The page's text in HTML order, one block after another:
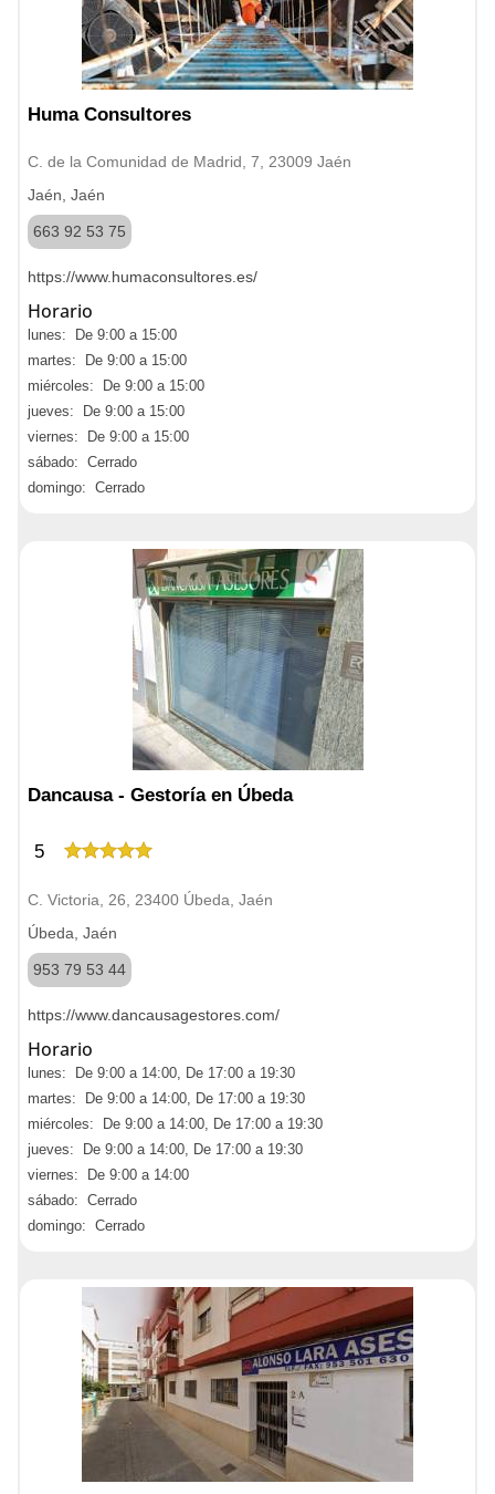
Huma Consultores
C. de la Comunidad de Madrid, 7, 23009 Jaén
Jaén, Jaén
663 92 53 75
https://www.humaconsultores.es/
Horario
lunes: De 9:00 a 15:00
martes: De 9:00 a 15:00
miércoles: De 9:00 a 15:00
jueves: De 9:00 a 15:00
viernes: De 9:00 a 15:00
sábado: Cerrado
domingo: Cerrado
Dancausa - Gestoría en Úbeda
5
C. Victoria, 26, 23400 Úbeda, Jaén
Úbeda, Jaén
953 79 53 44
https://www.dancausagestores.com/
Horario
lunes: De 9:00 a 14:00, De 17:00 a 19:30
martes: De 9:00 a 14:00, De 17:00 a 19:30
miércoles: De 9:00 a 14:00, De 17:00 a 19:30
jueves: De 9:00 a 14:00, De 17:00 a 19:30
viernes: De 9:00 a 14:00
sábado: Cerrado
domingo: Cerrado